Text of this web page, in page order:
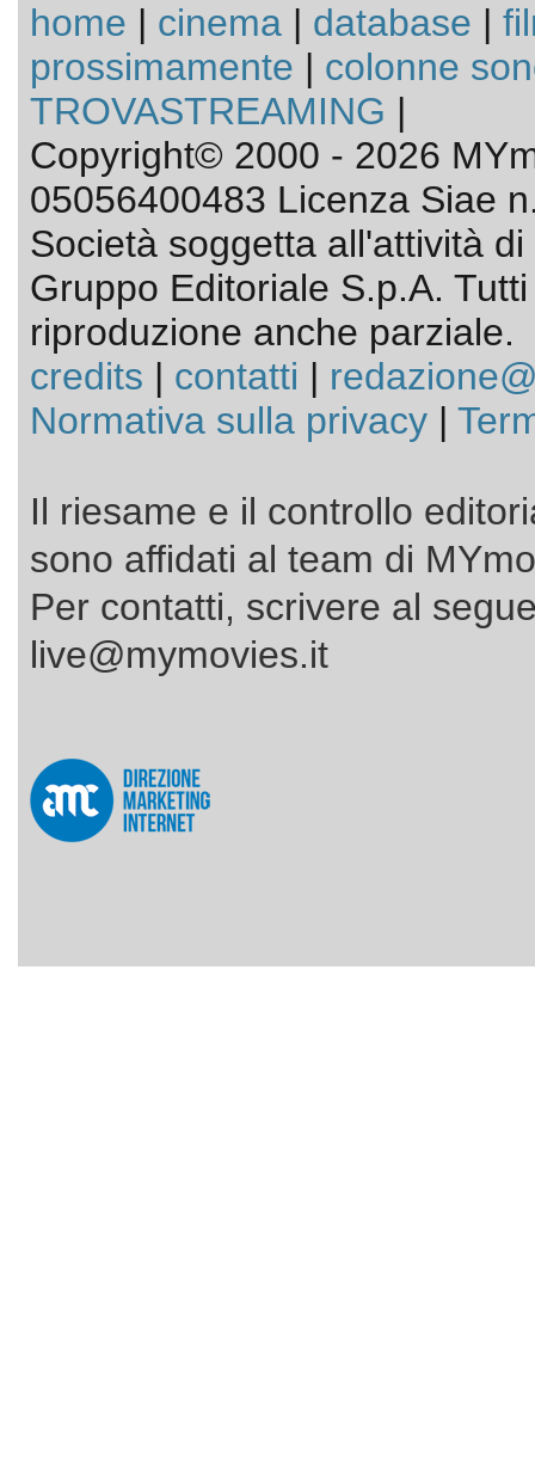
home | cinema| database |
prossimamente | colonne
TROVASTREAMING |
Copyright© 2000 - 2026
05056400483 Licenza Siae
Società soggetta all'attività
Gruppo Editoriale S.p.A.
riproduzione anche parziale.
credits | contatti |
Normativa sulla privacy|
Il riesame e il controllo
sono affidati al team di
Per contatti, scrivere al
live@mymovies.it